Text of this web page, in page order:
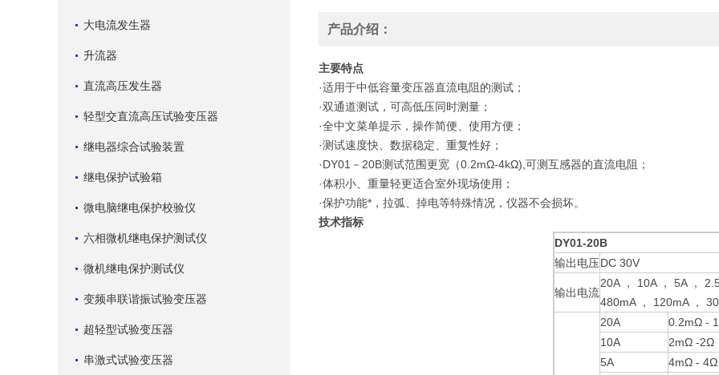
大电流发生器
升流器
直流高压发生器
轻型交直流高压试验变压器
继电器综合试验装置
继电保护试验箱
微电脑继电保护校验仪
六相微机继电保护测试仪
微机继电保护测试仪
变频串联谐振试验变压器
超轻型试验变压器
串激式试验变压器
产品介绍：
主要特点
·适用于中低容量变压器直流电阻的测试；
·双通道测试，可高低压同时测量；
·全中文菜单提示，操作简便、使用方便；
·测试速度快、数据稳定、重复性好；
·DY01－20B测试范围更宽（0.2mΩ-4kΩ),可测互感器的直流电阻；
·体积小、重量轻更适合室外现场使用；
·保护功能*，拉弧、掉电等特殊情况，仪器不会损坏。
技术指标
DY01-20B
输出电压DC 30V
输出电流
20A ， 10A ， 5A ，
480mA ， 120mA ，
20A
0.2mΩ -
10A
2mΩ -2Ω
5A
4mΩ - 4Ω